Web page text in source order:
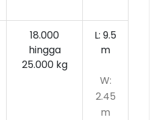
18.000
hingga
25.000 kg
L: 9.5
m
W:
2.45
m